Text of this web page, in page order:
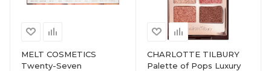
MELT COSMETICS
Twenty-Seven
CHARLOTTE TILBURY
Palette of Pops Luxury